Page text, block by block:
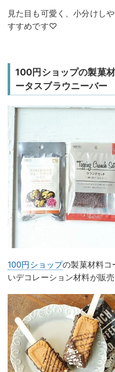
見た目も可愛く、小分けし
すすめです♡
100円ショップの製菓
ータスブラウニーバー
100円ショップの製菓材料コ
いデコレーション材料が販売